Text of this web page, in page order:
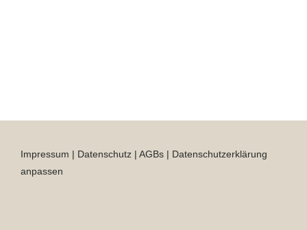
Impressum | Datenschutz | AGBs | Datenschutzerklärung
anpassen